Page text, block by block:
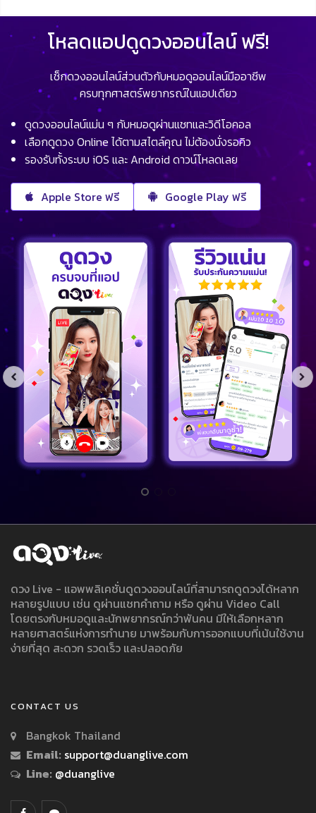
โหลดแอปดูดวงออนไลน์ ฟรี!
เช็กดวงออนไลน์ส่วนตัวกับหมอดูออนไลน์มืออาชีพ
ครบทุกศาสตร์พยากรณ์ในแอปเดียว
ดูดวงออนไลน์แม่น ๆ กับหมอดูผ่านแชทและวิดีโอคอล
เลือกดูดวง Online ได้ตามสไตล์คุณ ไม่ต้องนั่งรอคิว
รองรับทั้งระบบ iOS และ Android ดาวน์โหลดเลย
Apple Store ฟรี Google Play ฟรี
ดวง Live - แอพพลิเคชั่นดูดวงออนไลน์ที่สามารถดูดวงได้หลาก
หลายรูปแบบ เช่น ดูผ่านแชทคำถาม หรือ ดูผ่าน Video Call
โดยตรงกับหมอดูและนักพยากรณ์กว่าพันคน มีให้เลือกหลาก
หลายศาสตร์แห่งการทำนาย มาพร้อมกับการออกแบบที่เน้นใช้งาน
ง่ายที่สุด สะดวก รวดเร็ว และปลอดภัย
CONTACT US
Bangkok Thailand
Email: support@duanglive.com
Line: @duanglive